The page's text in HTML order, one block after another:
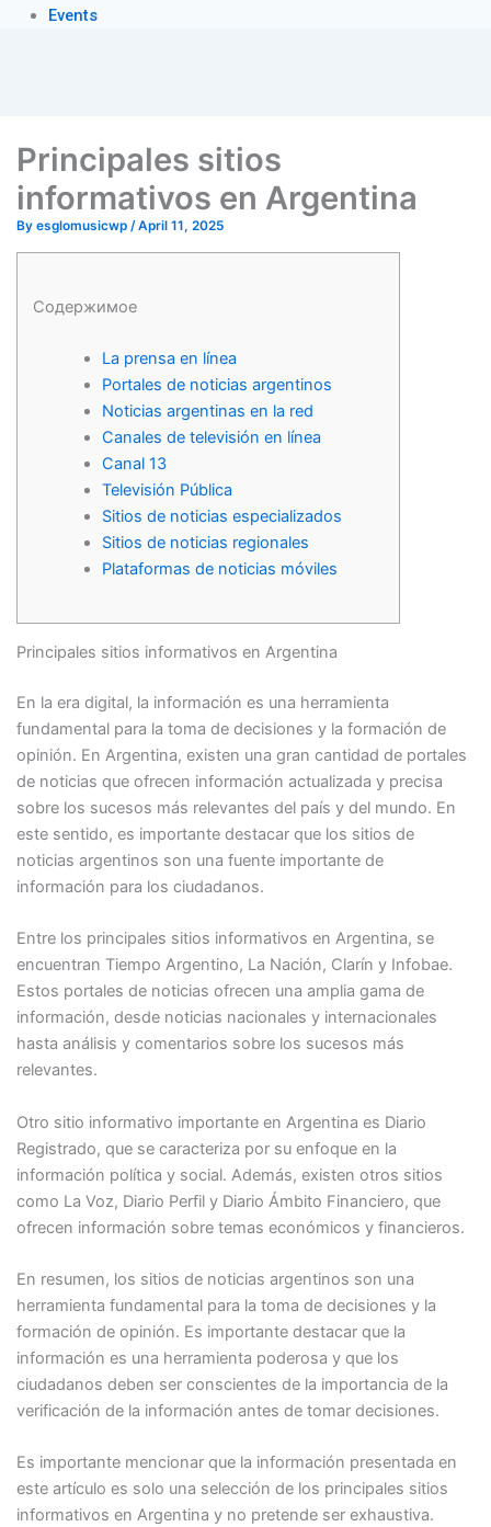
Events
Principales sitios
informativos en Argentina
By esglomusicwp /April 11, 2025
Содержимое
La prensa en línea
Portales de noticias argentinos
Noticias argentinas en la red
Canales de televisión en línea
Canal 13
Televisión Pública
Sitios de noticias especializados
Sitios de noticias regionales
Plataformas de noticias móviles
Principales sitios informativos en Argentina
En la era digital, la información es una herramienta
fundamental para la toma de decisiones y la formación de
opinión. En Argentina, existen una gran cantidad de portales
de noticias que ofrecen información actualizada y precisa
sobre los sucesos más relevantes del país y del mundo. En
este sentido, es importante destacar que los sitios de
noticias argentinos son una fuente importante de
información para los ciudadanos.
Entre los principales sitios informativos en Argentina, se
encuentran Tiempo Argentino, La Nación, Clarín y Infobae.
Estos portales de noticias ofrecen una amplia gama de
información, desde noticias nacionales y internacionales
hasta análisis y comentarios sobre los sucesos más
relevantes.
Otro sitio informativo importante en Argentina es Diario
Registrado, que se caracteriza por su enfoque en la
información política y social. Además, existen otros sitios
como La Voz, Diario Perfil y Diario Ámbito Financiero, que
ofrecen información sobre temas económicos y financieros.
En resumen, los sitios de noticias argentinos son una
herramienta fundamental para la toma de decisiones y la
formación de opinión. Es importante destacar que la
información es una herramienta poderosa y que los
ciudadanos deben ser conscientes de la importancia de la
verificación de la información antes de tomar decisiones.
Es importante mencionar que la información presentada en
este artículo es solo una selección de los principales sitios
informativos en Argentina y no pretende ser exhaustiva.